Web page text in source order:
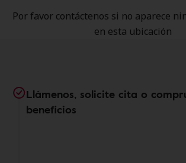
Por favor contáctenos si no aparece
en esta ubicación
Llámenos, solicite cita o
beneficios